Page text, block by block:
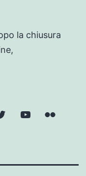
la chiusura
Twitter YouTube